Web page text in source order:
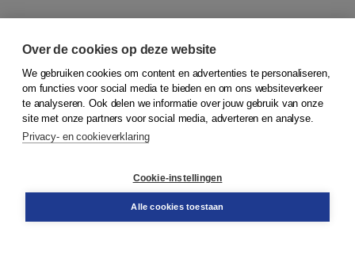
© 2026Koninklijke Boom uitgevers
Bestellen
Over de cookies op deze website
We gebruiken cookies om content en advertenties te personaliseren,
om functies voor social media te bieden en om ons websiteverkeer
te analyseren. Ook delen we informatie over jouw gebruik van onze
site met onze partners voor social media, adverteren en analyse.
Privacy- en cookieverklaring
Cookie-instellingen
Alle cookies toestaan